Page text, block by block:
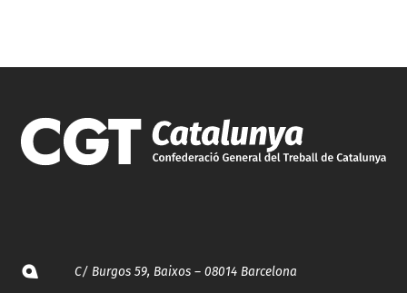
C/ Burgos 59, Baixos – 08014 Barcelona